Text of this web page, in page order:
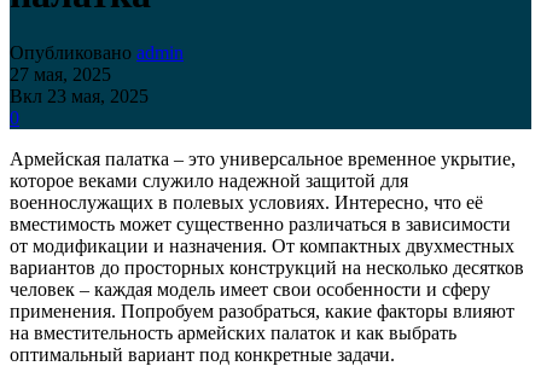
Опубликовано admin
27 мая, 2025
Вкл 23 мая, 2025
0
Армейская палатка – это универсальное временное укрытие,
которое веками служило надежной защитой для
военнослужащих в полевых условиях. Интересно, что её
вместимость может существенно различаться в зависимости
от модификации и назначения. От компактных двухместных
вариантов до просторных конструкций на несколько десятков
человек – каждая модель имеет свои особенности и сферу
применения. Попробуем разобраться, какие факторы влияют
на вместительность армейских палаток и как выбрать
оптимальный вариант под конкретные задачи.